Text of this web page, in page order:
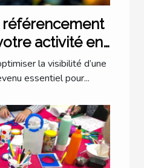
activité en
la visibilité d’une
essentiel pour...